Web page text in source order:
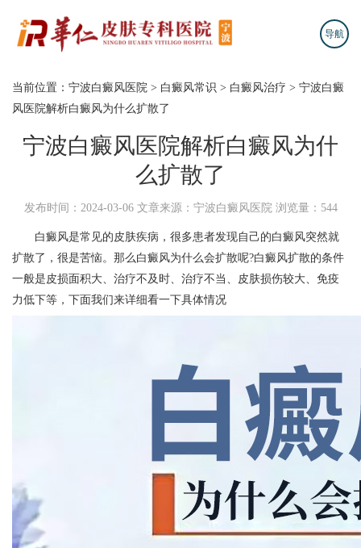
导航
当前位置： 宁波白癜风医院 > 白癜风常识 > 白癜风治疗 > 宁波白癜
风医院解析白癜风为什么扩散了
宁波白癜风医院解析白癜风为什
么扩散了
发布时间：2024-03-06 文章来源：宁波白癜风医院 浏览量：544
白癜风是常见的皮肤疾病，很多患者发现自己的白癜风突然就
扩散了，很是苦恼。那么白癜风为什么会扩散呢?白癜风扩散的条件
一般是皮损面积大、治疗不及时、治疗不当、皮肤损伤较大、免疫
力低下等，下面我们来详细看一下具体情况